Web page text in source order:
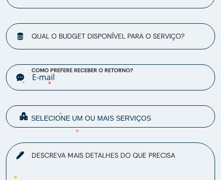
QUAL O BUDGET DISPONÍVEL PARA O SERVIÇO?
COMO PREFERE RECEBER O RETORNO?
DESCREVA MAIS DETALHES DO QUE PRECISA